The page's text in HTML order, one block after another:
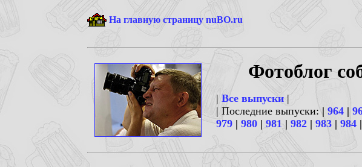
На главную страницу nuBO.ru
Фотоблог
| Все выпуски |
| Последние выпуски: | 964 |
979 | 980 | 981 | 982 | 983 | 984 |